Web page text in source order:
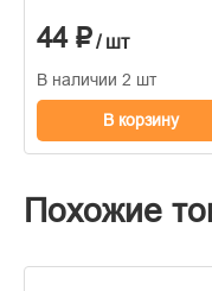
44 ₽/ шт
В наличии 2 шт
В корзину
Похожие